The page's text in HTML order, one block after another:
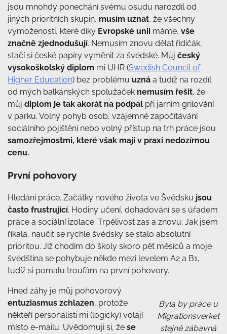
jsou mnohdy ponechání svému osudu narozdíl od
jiných prioritních skupin, musím uznat, že všechny
vymoženosti, které díky Evropské unii máme, vše
značně zjednodušují. Nemusím znovu dělat řidičák,
stačí si české papíry vyměnit za švédské. Můj český
vysokoškolský diplom mi UHR (Swedish Council of
Higher Education) bez problému uzná a tudíž na rozdíl
od mých balkánských spolužaček nemusím řešit, že
můj diplom je tak akorát na podpal při jarním grilování
v parku. Volný pohyb osob, vzájemné započítávání
sociálního pojištění nebo volný přístup na trh práce jsou
samozřejmostmi, které však mají v praxi nedozírnou
cenu.
První pohovory
Hledání práce. Začátky nového života ve Švédsku jsou
často frustrující. Hodiny učení, dohadování se s úřadem
práce a sociální izolace. Trpělivost zas a znovu. Jak jsem
říkala, naučit se rychle švédsky se stalo absolutní
prioritou. Již chodím do školy skoro pět měsíců a moje
švédština se pohybuje někde mezi levelem A2 a B1,
tudíž si pomalu troufám na první pohovory.
Byla by práce u
Migrationsverket
stejně zábavná
Hned záhy je můj pohovorový
entuziasmus zchlazen, protože
někteří personalisti mi (logicky) volají
místo e-mailu. Uvědomuji si, že se